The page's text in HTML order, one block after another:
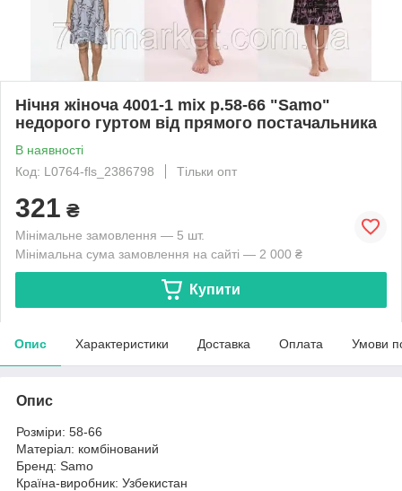
Нічня жіноча 4001-1 mix р.58-66 "Samo"
недорого гуртом від прямого постачальника
В наявності
Код: L0764-fls_2386798
Тільки опт
321 ₴
Мінімальне замовлення — 5 шт.
Мінімальна сума замовлення на сайті — 2 000 ₴
Купити
Опис Характеристики Доставка Оплата Умови
Опис
Розміри: 58-66
Матеріал: комбінований
Бренд: Samo
Країна-виробник: Узбекистан